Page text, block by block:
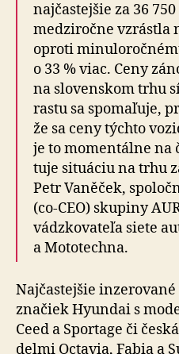
naj­čas­tej­šie za 36
medzi­ročne vzrástla
oproti
o 33 % viac. Ceny
na slo­ven­skom trhu
rastu sa spo­ma­ľuje,
že sa ceny týchto
je to mo­men­tálne na
tuje situáciu na trhu
Petr Vaněček,
(co-CEO) skupiny
vádzko­va­te­ľa siete
a Mo­to­tech­na.
Najčastejšie
značiek Hyundai s
Ceed a Sportage či
delmi Octavia, Fabia a